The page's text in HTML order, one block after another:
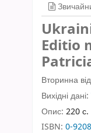
Editio
Вторинна
Вихідні дані:
Опис: 220 с.
ISBN: 0-